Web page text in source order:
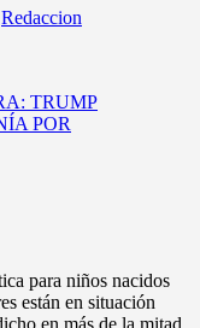
Redaccion
para niños nacidos
están en situación